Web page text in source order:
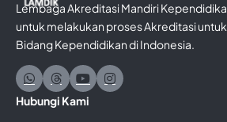
Lembaga Akreditasi Mandiri
untuk melakukan proses Akreditasi
Bidang Kependidikan di Indonesia.
Hubungi Kami